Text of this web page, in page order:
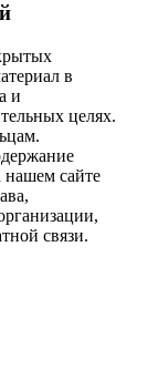
в
и
целях.
нашем сайте
связи.